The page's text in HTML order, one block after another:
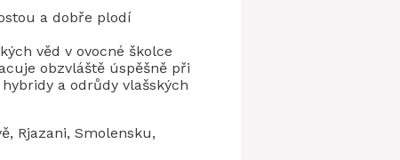
a dobře plodí
věd v ovocné školce
obzvláště úspěšně při
a odrůdy vlašských
Rjazani, Smolensku,